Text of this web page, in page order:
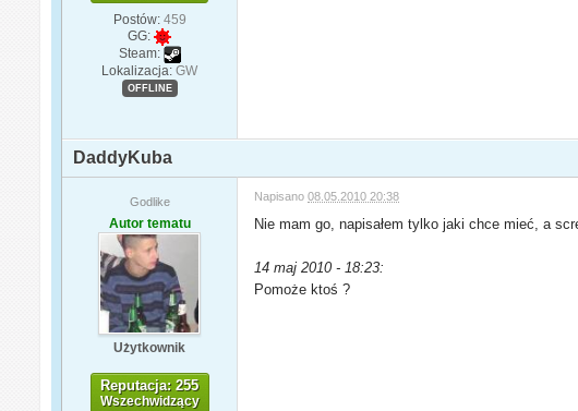
Postów: 459
GG:
Steam:
Lokalizacja: GW
OFFLINE
DaddyKuba
Godlike
Autor tematu
Użytkownik
Reputacja: 255
Wszechwidzący
Napisano08.05.2010 20:38
Nie mam go, napisałem tylko jaki chce mieć, a
14 maj 2010 - 18:23:
Pomoże ktoś ?